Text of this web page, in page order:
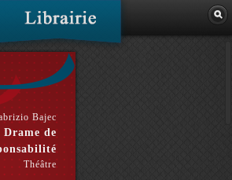
Bajec
Drame de
Théâtre